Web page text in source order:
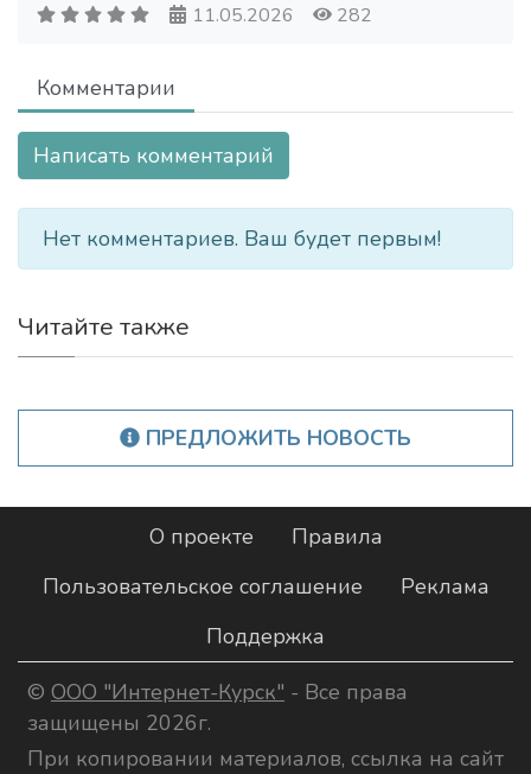
11.05.2026 282
Комментарии
Написать комментарий
Нет комментариев. Ваш будет первым!
Читайте также
ПРЕДЛОЖИТЬ НОВОСТЬ
О проекте
Правила
Пользовательское соглашение
Реклама
Поддержка
© ООО "Интернет-Курск" - Все права
защищены 2026г.
При копировании материалов, ссылка на сайт